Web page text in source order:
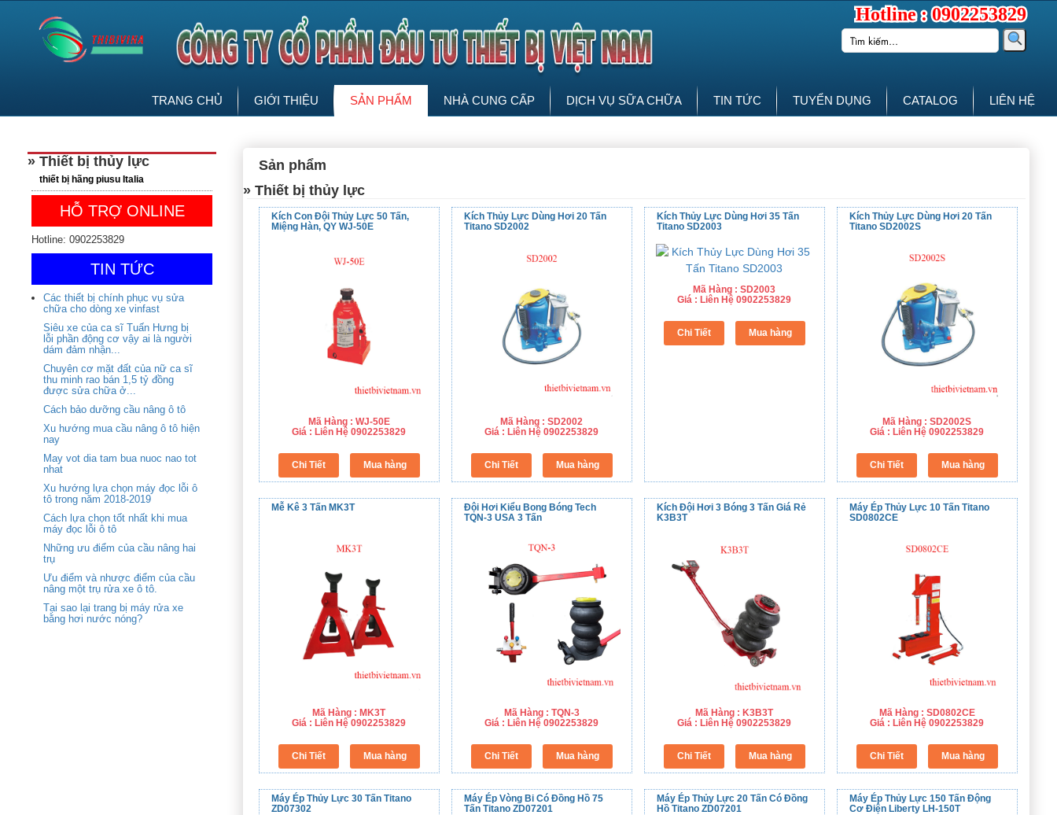
Hotline : 0902253829
TRANG CHỦ GIỚI THIỆU SẢN PHẨM NHÀ CUNG CẤP DỊCH VỤ SỮA CHỮA TIN TỨC TUYỂN DỤNG CATALOG LIÊN HỆ
» Thiết bị thủy lực
thiết bị hãng piusu Italia
HỖ TRỢ ONLINE
Hotline: 0902253829
TIN TỨC
Các thiết bị chính phục vụ sửa
chữa cho dòng xe vinfast
Siêu xe của ca sĩ Tuấn Hưng bị
lỗi phần động cơ vậy ai là người
dám đảm nhận...
Chuyên cơ mặt đất của nữ ca sĩ
thu minh rao bán 1,5 tỷ đồng
được sửa chữa ở...
Cách bảo dưỡng cầu nâng ô tô
Xu hướng mua cầu nâng ô tô hiện
nay
May vot dia tam bua nuoc nao tot
nhat
Xu hướng lựa chọn máy đọc lỗi ô
tô trong năm 2018-2019
Cách lựa chọn tốt nhất khi mua
máy đọc lỗi ô tô
Những ưu điểm của cầu nâng hai
trụ
Ưu điểm và nhược điểm của cầu
nâng một trụ rửa xe ô tô.
Tại sao lại trang bị máy rửa xe
bằng hơi nước nóng?
Sản phẩm
» Thiết bị thủy lực
Kích Con Đội Thủy Lực 50 Tấn,
Miệng Hàn, QY WJ-50E
Mã Hàng : WJ-50E
Giá : Liên Hệ 0902253829
Kích Thủy Lực Dùng Hơi 20 Tấn
Titano SD2002
Mã Hàng : SD2002
Giá : Liên Hệ 0902253829
Kích Thủy Lực Dùng Hơi 35 Tấn
Titano SD2003
Mã Hàng : SD2003
Giá : Liên Hệ 0902253829
Kích Thủy Lực Dùng Hơi 20 Tấn
Titano SD2002S
Mã Hàng : SD2002S
Giá : Liên Hệ 0902253829
Mễ Kê 3 Tấn MK3T
Mã Hàng : MK3T
Giá : Liên Hệ 0902253829
Đội Hơi Kiểu Bong Bóng Tech
TQN-3 USA 3 Tấn
Mã Hàng : TQN-3
Giá : Liên Hệ 0902253829
Kích Đội Hơi 3 Bóng 3 Tấn Giá Rẻ
K3B3T
Mã Hàng : K3B3T
Giá : Liên Hệ 0902253829
Máy Ép Thủy Lực 10 Tấn Titano
SD0802CE
Mã Hàng : SD0802CE
Giá : Liên Hệ 0902253829
Máy Ép Thủy Lực 30 Tấn Titano
ZD07302
Máy Ép Vòng Bi Có Đồng Hồ 75
Tấn Titano ZD07201
Máy Ép Thủy Lực 20 Tấn Có Đồng
Hồ Titano ZD07201
Máy Ép Thủy Lực 150 Tấn Động
Cơ Điện Liberty LH-150T